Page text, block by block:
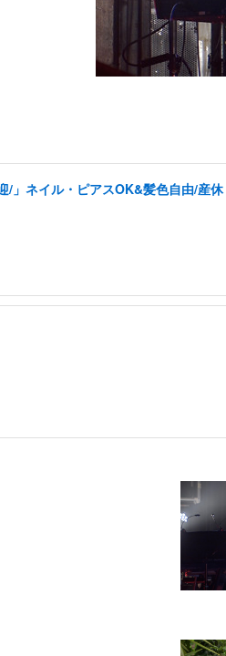
/」ネイル・ピアスOK&髪色自由/産